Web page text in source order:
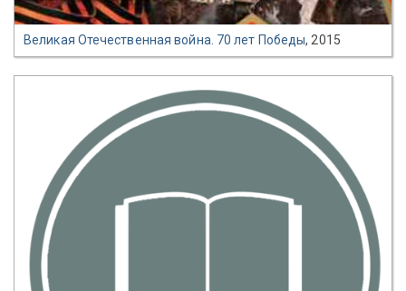
Великая Отечественная война. 70 лет Победы, 2015